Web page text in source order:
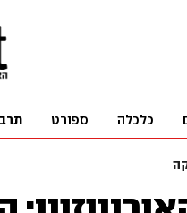
כלכלה ספורט